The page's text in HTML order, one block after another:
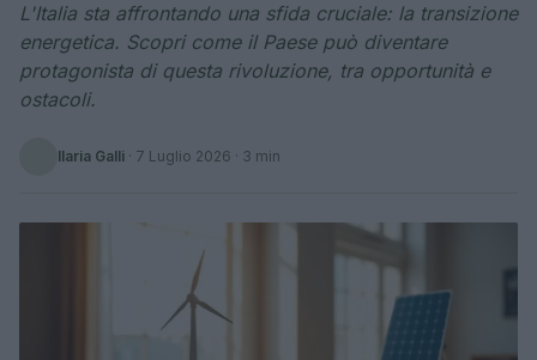
L'Italia sta affrontando una sfida cruciale: la transizione
energetica. Scopri come il Paese può diventare
protagonista di questa rivoluzione, tra opportunità e
ostacoli.
Ilaria Galli · 7 Luglio 2026 · 3 min